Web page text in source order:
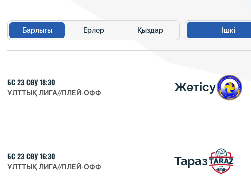
Барлығы Ерлер Қыздар Ішкі
БС 23 СӘУ 18:30
ҰЛТТЫҚ ЛИГА//ПЛЕЙ-ОФФ Жетісу
БС 23 СӘУ 16:30
ҰЛТТЫҚ ЛИГА//ПЛЕЙ-ОФФ Тараз